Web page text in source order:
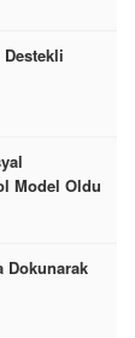
Model Oldu
Dokunarak